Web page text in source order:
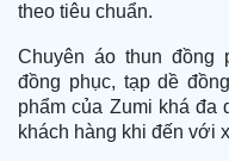
theo tiêu chuẩn.
Chuyên áo thun đồng
đồng phục, tạp dề
phẩm của Zumi khá đa
khách hàng khi đến với